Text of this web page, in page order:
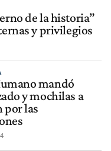
de la historia”
y privilegios
mandó
y mochilas a
por las